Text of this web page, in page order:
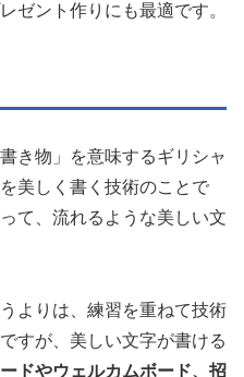
ゼント作りにも最適です。
き物」を意味するギリシャ
美しく書く技術のことで
て、流れるような美しい文
よりは、練習を重ねて技術
すが、美しい文字が書ける
ドやウェルカムボード、招